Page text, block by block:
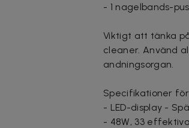
- 1 nagelbands-
Viktigt att tänka
cleaner. Använd
andningsorgan.
Specifikationer för
- LED-display -
- 48W, 33